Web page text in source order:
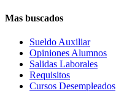
Mas buscados
Sueldo Auxiliar
Opiniones Alumnos
Salidas Laborales
Requisitos
Cursos Desempleados